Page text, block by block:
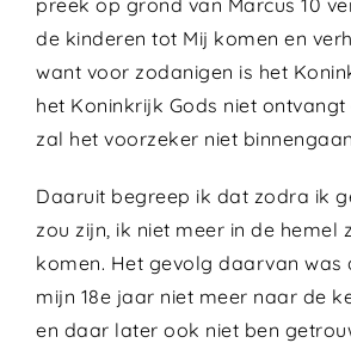
preek op grond van Marcus 10
de kinderen tot Mij komen en
want voor zodanigen is het
het Koninkrijk Gods niet ontvangt
zal het voorzeker niet
Daaruit begreep ik dat zodra ik
zou zijn, ik niet meer in de hemel
komen. Het gevolg daarvan was
mijn 18e jaar niet meer naar de
en daar later ook niet ben